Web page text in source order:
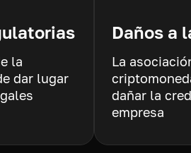
la
dar lugar
Daños a
La
dañar la
empresa